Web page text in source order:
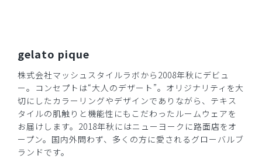
gelato pique
株式会社マッシュスタイルラボから2008年秋にデビュ
ー。コンセプトは“大人のデザート”。オリジナリティを大
切にしたカラーリングやデザインでありながら、テキス
タイルの肌触りと機能性にもこだわったルームウェアを
お届けします。2018年秋にはニューヨークに路面店をオ
ープン。国内外問わず、多くの方に愛されるグローバルブ
ランドです。